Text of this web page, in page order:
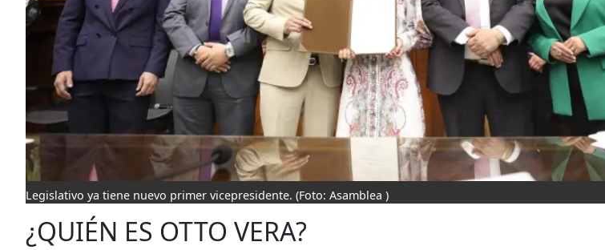
Legislativo ya tiene nuevo primer vicepresidente. (Foto: Asamblea )
¿QUIÉN ES OTTO VERA?